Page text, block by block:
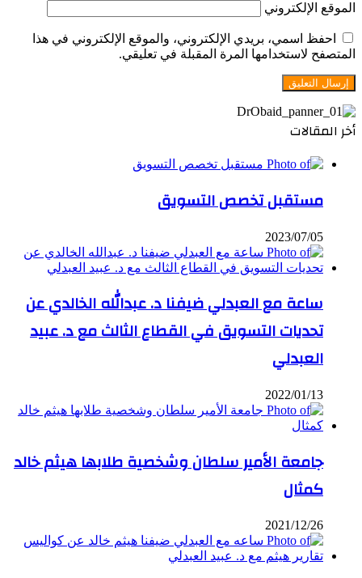
الموقع الإلكتروني
احفظ اسمي، بريدي الإلكتروني، والموقع الإلكتروني في هذا
المتصفح لاستخدامها المرة المقبلة في تعليقي.
أخر المقالات
مستقبل تخصص التسويق
2023/07/05
ساعة مع العبدلي ضيفنا د. عبدالله الخالدي عن
تحديات التسويق في القطاع الثالث مع د. عبيد
العبدلي
2022/01/13
جامعة الأمير سلطان وشخصية طلابها هيثم خالد
كمثال
2021/12/26